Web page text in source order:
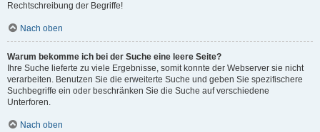
Rechtschreibung der Begriffe!
Nach oben
Warum bekomme ich bei der Suche eine leere Seite?
Ihre Suche lieferte zu viele Ergebnisse, somit konnte der Webserver sie nicht
verarbeiten. Benutzen Sie die erweiterte Suche und geben Sie spezifischere
Suchbegriffe ein oder beschränken Sie die Suche auf verschiedene
Unterforen.
Nach oben